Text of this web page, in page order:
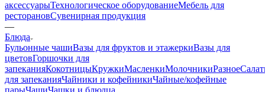
аксессуарыТехнологическое оборудованиеМебель для
ресторановСувенирная продукция
—
Блюда
Бульонные чашиВазы для фруктов и этажеркиВазы для
цветовГоршочки для
запеканияКокотницыКружкиМасленкиМолочникиРазное
для запеканияЧайники и кофейникиЧайные/кофейные
парыЧашиЧашки и блюдца